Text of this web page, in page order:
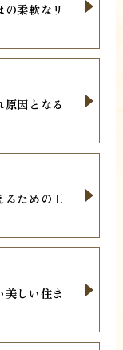
柔軟なリ
因となる
ための工
しい住ま